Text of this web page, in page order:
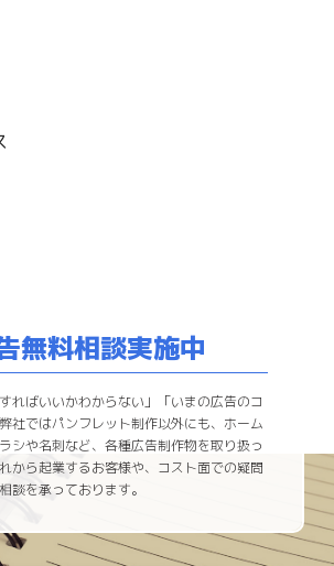
無料相談実施中
ればいいかわからない」「いまの広告のコ
社ではパンフレット制作以外にも、ホーム
シや名刺など、各種広告制作物を取り扱っ
から起業するお客様や、コスト面での疑問
談を承っております。